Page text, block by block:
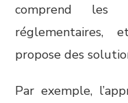
comprend les
réglementaires,
propose des
Par exemple,